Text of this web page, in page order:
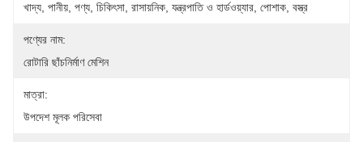
খাদ্য, পানীয়, পণ্য, চিকিৎসা, রাসায়নিক, যন্ত্রপাতি ও হার্ডওয়্যার, পোশাক, বস্ত্র
পণ্যের নাম:
রোটারি ছাঁচনির্মাণ মেশিন
মাত্রা:
উপদেশ মূলক পরিসেবা